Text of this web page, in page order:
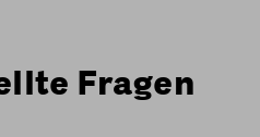
Fragen